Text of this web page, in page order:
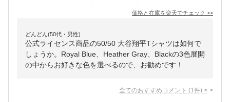
価格と在庫を楽天でチェック >>
どんどん(50代・男性)
公式ライセンス商品の50/50 大谷翔平Tシャツは如何で
しょうか。Royal Blue、Heather Gray、Blackの3色展開
の中からお好きな色を選べるので、お勧めです！
全てのおすすめコメント (1 件) >